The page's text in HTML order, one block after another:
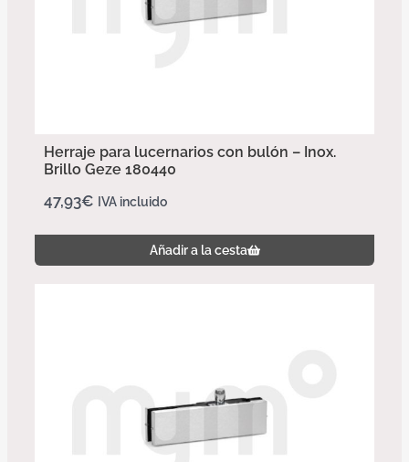
Herraje para lucernarios con bulón – Inox.
Brillo Geze 180440
47,93€ IVA incluido
Añadir a la cesta